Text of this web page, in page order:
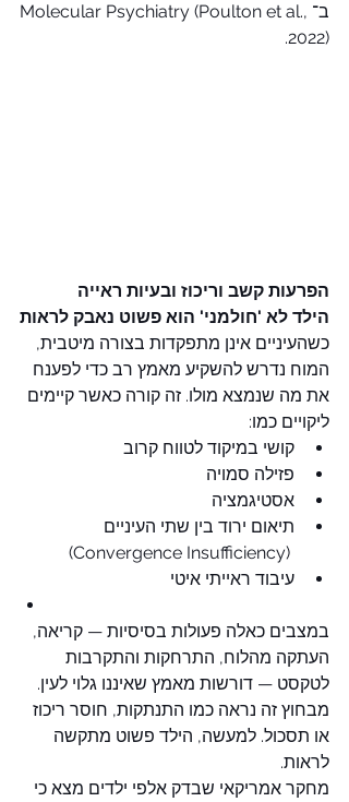
ב־Molecular Psychiatry (Poulton et al.,
2022).
הפרעות קשב וריכוז ובעיות ראייה
הילד לא 'חולמני' הוא פשוט נאבק לראות
כשהעיניים אינן מתפקדות בצורה מיטבית,
המוח נדרש להשקיע מאמץ רב כדי לפענח
את מה שנמצא מולו. זה קורה כאשר קיימים
ליקויים כמו:
קושי במיקוד לטווח קרוב
פזילה סמויה
אסטיגמציה
תיאום ירוד בין שתי העיניים
(Convergence Insufficiency)
עיבוד ראייתי איטי
במצבים כאלה פעולות בסיסיות — קריאה,
העתקה מהלוח, התרחקות והתקרבות
לטקסט — דורשות מאמץ שאיננו גלוי לעין.
מבחוץ זה נראה כמו התנתקות, חוסר ריכוז
או תסכול. למעשה, הילד פשוט מתקשה
לראות.
מחקר אמריקאי שבדק אלפי ילדים מצא כי